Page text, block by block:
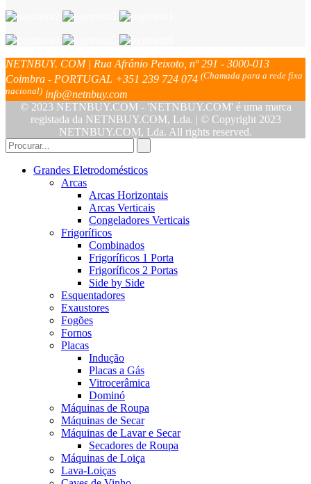
NETNBUY. COM | Rua Afrânio Peixoto, nº 291 - 3000-013
Coimbra - PORTUGAL +351 239 724 074 (Chamada para a rede fixa
nacional) info@netnbuy.com
© 2023 NETNBUY.COM - 'NETNBUY.COM' é uma marca
registada da NETNBUY.COM, Lda. | © Copyright 2023
NETNBUY.COM, Lda. All rights reserved.
Grandes Eletrodomésticos
Arcas
Arcas Horizontais
Arcas Verticais
Congeladores Verticais
Frigoríficos
Combinados
Frigoríficos 1 Porta
Frigoríficos 2 Portas
Side by Side
Esquentadores
Exaustores
Fogões
Fornos
Placas
Indução
Placas a Gás
Vitrocerâmica
Dominó
Máquinas de Roupa
Máquinas de Secar
Máquinas de Lavar e Secar
Secadores de Roupa
Máquinas de Loiça
Lava-Loiças